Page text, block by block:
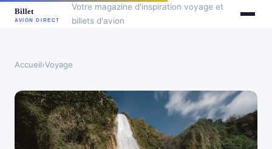
Votre magazine d'inspiration voyage et
billets d'avion
Accueil›Voyage